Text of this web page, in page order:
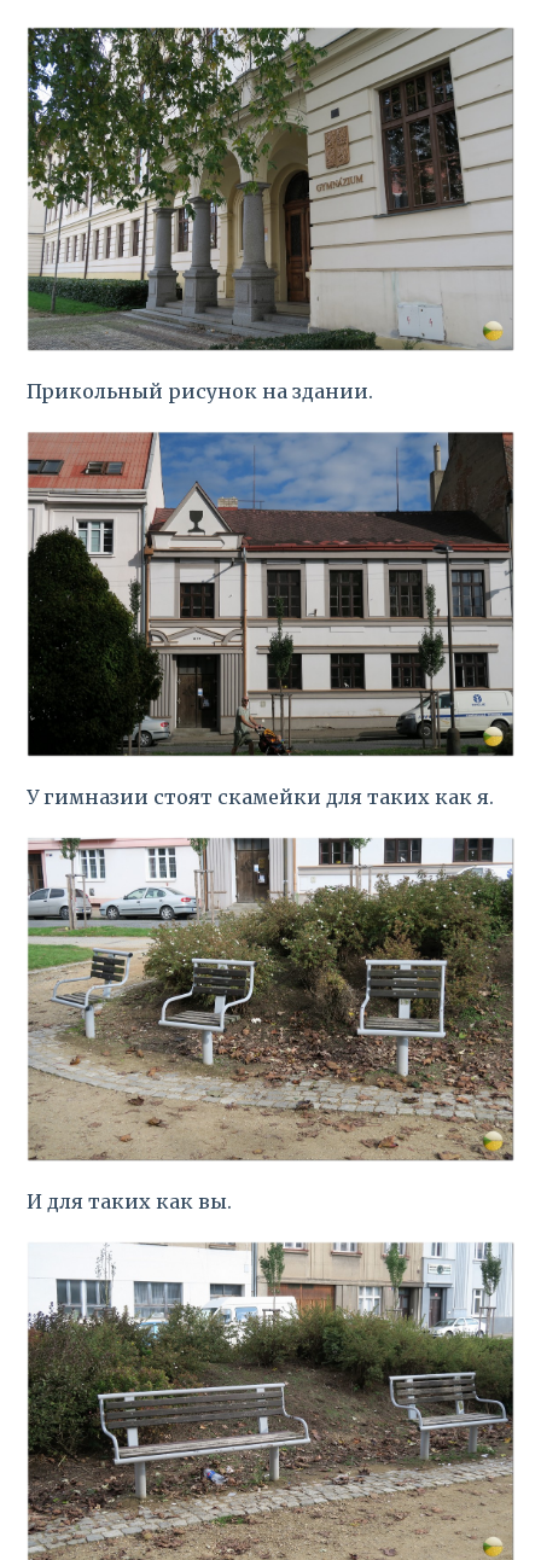
Прикольный рисунок на здании.
У гимназии стоят скамейки для таких как я.
И для таких как вы.